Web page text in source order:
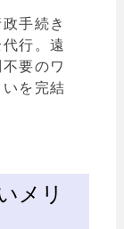
手続き
行。遠
要のワ
を完結
メリ